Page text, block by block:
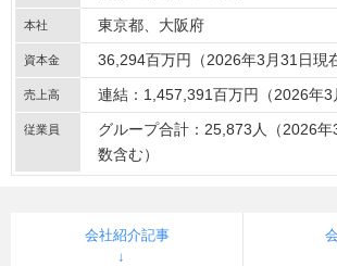
本社 東京都、大阪府
資本金 36,294百万円（2026年3月31日現
売上高 連結：1,457,391百万円（2026年3
従業員
グループ合計：25,873人（2026
数含む）
会社紹介記事